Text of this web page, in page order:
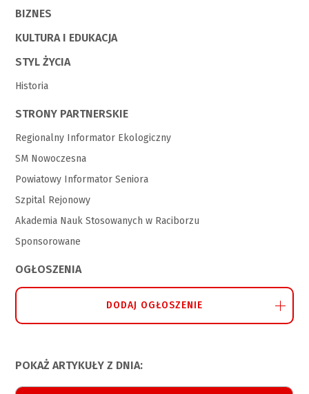
BIZNES
KULTURA I EDUKACJA
STYL ŻYCIA
Historia
STRONY PARTNERSKIE
Regionalny Informator Ekologiczny
SM Nowoczesna
Powiatowy Informator Seniora
Szpital Rejonowy
Akademia Nauk Stosowanych w Raciborzu
Sponsorowane
OGŁOSZENIA
DODAJ OGŁOSZENIE
POKAŻ ARTYKUŁY Z DNIA: